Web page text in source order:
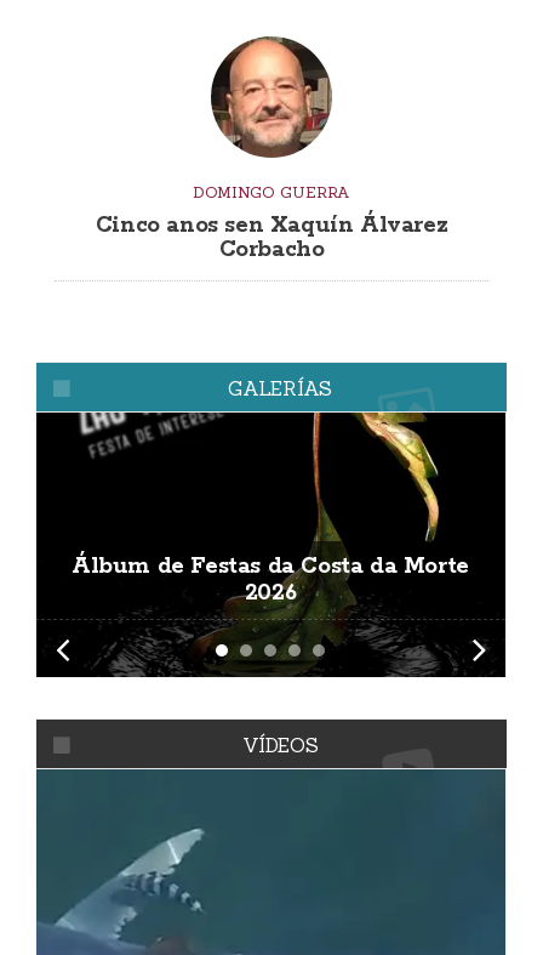
DOMINGO GUERRA
Cinco anos sen Xaquín Álvarez
Corbacho
GALERÍAS
Álbum de Festas da Costa da Morte
2026
VÍDEOS